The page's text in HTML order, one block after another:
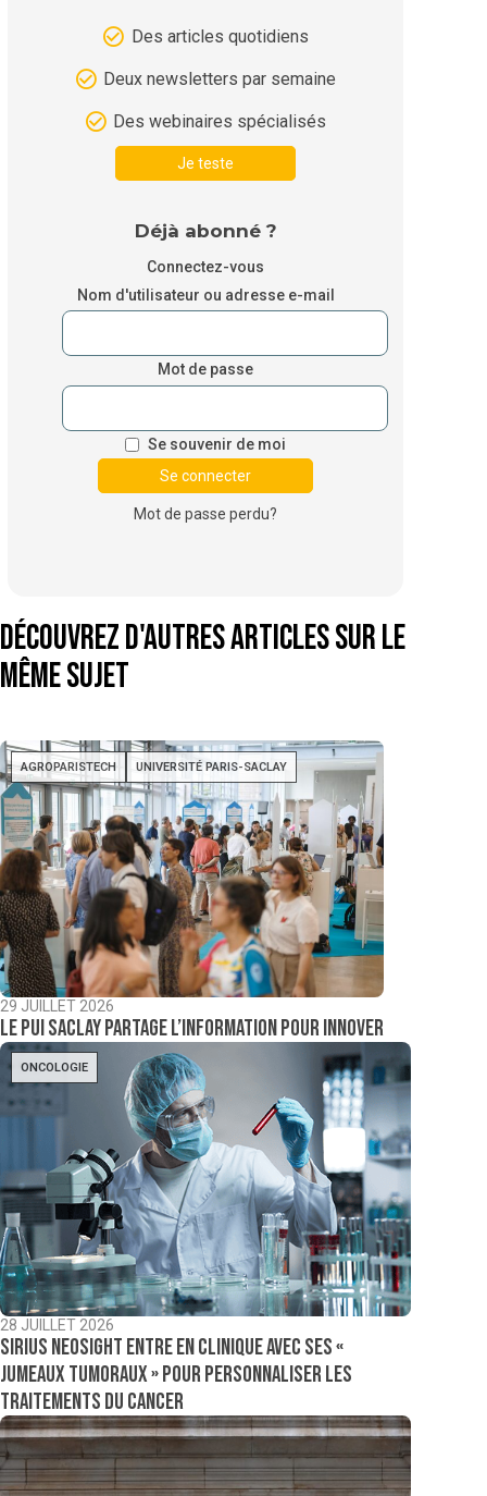
Des articles quotidiens
Deux newsletters par semaine
Des webinaires spécialisés
Je teste
Déjà abonné ?
Connectez-vous
Nom d'utilisateur ou adresse e-mail
Mot de passe
Se souvenir de moi
Mot de passe perdu?
Découvrez d'autres articles sur le
même sujet
AGROPARISTECH UNIVERSITÉ PARIS-SACLAY
29 JUILLET 2026
Le PUI Saclay partage l’information pour innover
ONCOLOGIE
28 JUILLET 2026
Sirius NeoSight entre en clinique avec ses «
jumeaux tumoraux » pour personnaliser les
traitements du cancer